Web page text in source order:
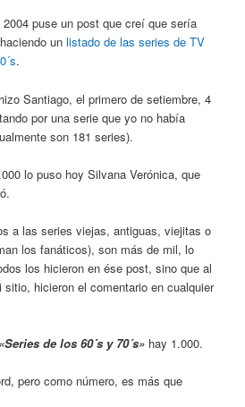
puse un post que creí que sería
unlistado de las series de TV
.
Santiago, el primero de setiembre, 4
por una serie que yo no había
son 181 series).
lo puso hoy Silvana Verónica, que
a las series viejas, antiguas, viejitas o
los fanáticos), son más de mil, lo
los hicieron en ése post, sino que al
sitio, hicieron el comentario en cualquier
«Series de los 60´s y 70´s» hay 1.000.
pero como número, es más que